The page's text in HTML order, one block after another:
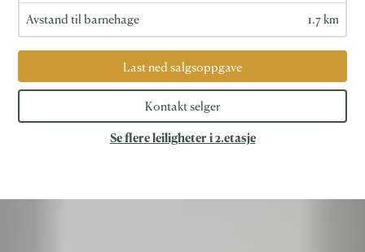
Avstand til barnehage
1.7 km
Last ned salgsoppgave
Kontakt selger
Se flere leiligheter i 2.etasje